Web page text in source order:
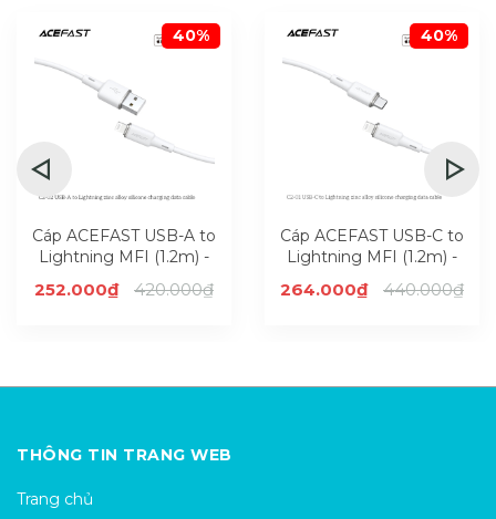
40%
Cáp ACEFAST USB-A to
Lightning MFI (1.2m) -
C2-02
252.000₫ 420.000₫
40%
Cáp ACEFAST USB-C to
Lightning MFI (1.2m) -
C2-01
264.000₫ 440.000₫
THÔNG TIN TRANG WEB
Trang chủ